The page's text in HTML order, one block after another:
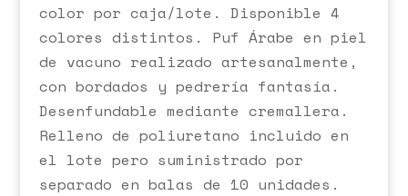
color por caja/lote. Disponible 4
colores distintos. Puf Árabe en piel
de vacuno realizado artesanalmente,
con bordados y pedrería fantasía.
Desenfundable mediante cremallera.
Relleno de poliuretano incluido en
el lote pero suministrado por
separado en balas de 10 unidades.